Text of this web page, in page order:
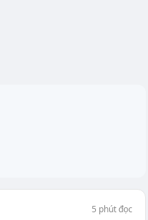
5 phút đọc